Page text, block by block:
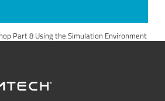
Part 8 Using the Simulation Environment